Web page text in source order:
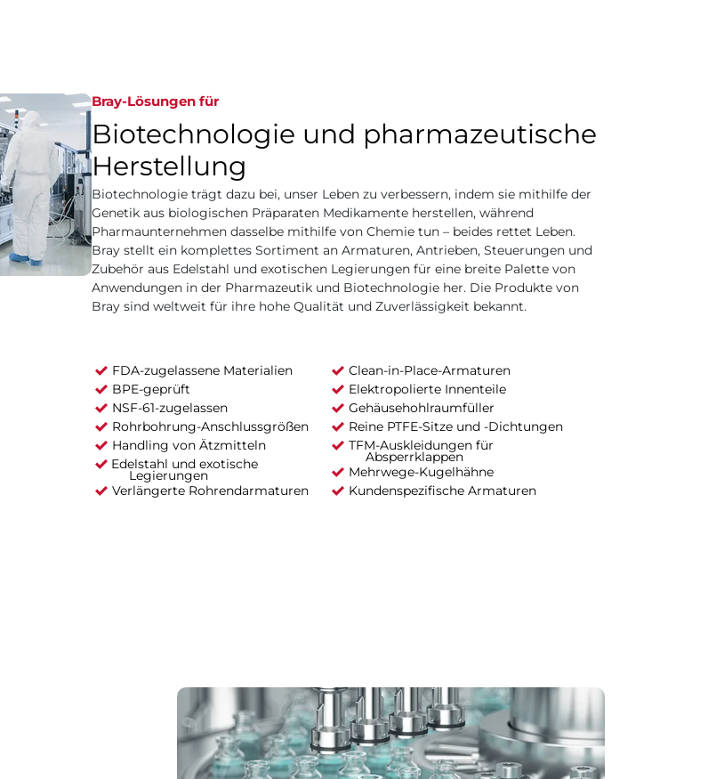
Bray-Lösungen für
Biotechnologie und pharmazeutische
Herstellung
Biotechnologie trägt dazu bei, unser Leben zu verbessern, indem sie mithilfe der
Genetik aus biologischen Präparaten Medikamente herstellen, während
Pharmaunternehmen dasselbe mithilfe von Chemie tun – beides rettet Leben.
Bray stellt ein komplettes Sortiment an Armaturen, Antrieben, Steuerungen und
Zubehör aus Edelstahl und exotischen Legierungen für eine breite Palette von
Anwendungen in der Pharmazeutik und Biotechnologie her. Die Produkte von
Bray sind weltweit für ihre hohe Qualität und Zuverlässigkeit bekannt.
FDA-zugelassene Materialien
BPE-geprüft
NSF-61-zugelassen
Rohrbohrung-Anschlussgrößen
Handling von Ätzmitteln
Edelstahl und exotische
Legierungen
Verlängerte Rohrendarmaturen
Clean-in-Place-Armaturen
Elektropolierte Innenteile
Gehäusehohlraumfüller
Reine PTFE-Sitze und -Dichtungen
TFM-Auskleidungen für
Absperrklappen
Mehrwege-Kugelhähne
Kundenspezifische Armaturen